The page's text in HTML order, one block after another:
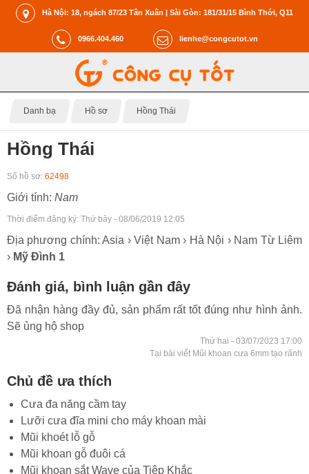
Hà Nội: 18, ngách 87/23 Tân Xuân | Sài Gòn: 181/31/15 Bình Thới, Q11
0966.404.460 lienhe@congcutot.vn
Danh bạ Hồ sơ Hồng Thái
Hồng Thái
Số hồ sơ: 62498
Giới tính: Nam
Thời điểm đăng ký: Thứ bảy - 08/06/2019 12:05
Địa phương chính: Asia › Việt Nam › Hà Nội › Nam Từ Liêm
› Mỹ Đình 1
Đánh giá, bình luận gần đây
Đã nhận hàng đầy đủ, sản phẩm rất tốt đúng như hình ảnh.
Sẽ ủng hộ shop
Thứ hai - 03/07/2023 17:00
Tại bài viết Mũi khoan cưa 6mm tạo rãnh
Chủ đề ưa thích
Cưa đa năng cầm tay
Lưỡi cưa đĩa mini cho máy khoan mài
Mũi khoét lỗ gỗ
Mũi khoan gỗ đuôi cá
Mũi khoan sắt Wave của Tiệp Khắc